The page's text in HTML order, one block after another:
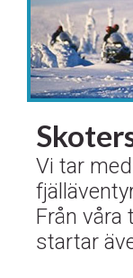
Vi tar
Från våra
startar